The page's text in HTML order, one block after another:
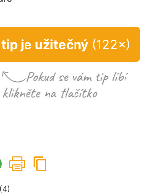
je užitečný (122×)
(4)